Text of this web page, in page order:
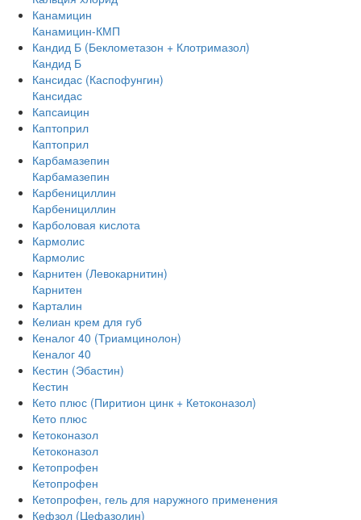
Канамицин
Канамицин-КМП
Кандид Б (Беклометазон + Клотримазол)
Кандид Б
Кансидас (Каспофунгин)
Кансидас
Капсаицин
Каптоприл
Каптоприл
Карбамазепин
Карбамазепин
Карбенициллин
Карбенициллин
Карболовая кислота
Кармолис
Кармолис
Карнитен (Левокарнитин)
Карнитен
Карталин
Келиан крем для губ
Кеналог 40 (Триамцинолон)
Кеналог 40
Кестин (Эбастин)
Кестин
Кето плюс (Пиритион цинк + Кетоконазол)
Кето плюс
Кетоконазол
Кетоконазол
Кетопрофен
Кетопрофен
Кетопрофен, гель для наружного применения
Кефзол (Цефазолин)